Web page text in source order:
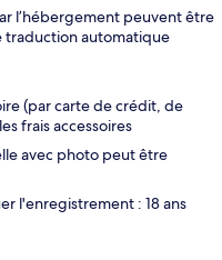
l’hébergement peuvent être
traduction automatique
(par carte de crédit, de
frais accessoires
avec photo peut être
l'enregistrement : 18 ans